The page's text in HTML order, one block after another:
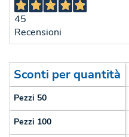
45
Recensioni
Sconti per quantità
Pezzi 50
Pezzi 100